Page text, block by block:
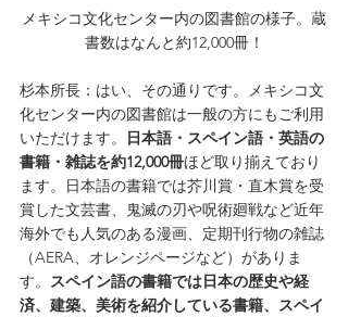
メキシコ文化センター内の図書館の様子。蔵
書数はなんと約12,000冊！
杉本所長：はい、その通りです。メキシコ文
化センター内の図書館は一般の方にもご利用
いただけます。
日本語・スペイン語・英語の
書籍・雑誌を約12,000冊ほど取り揃えており
ます。日本語の書籍では芥川賞・直木賞を受
賞した文芸書、鬼滅の刃や呪術廻戦など近年
海外でも人気のある漫画、定期刊行物の雑誌
（AERA、オレンジページなど）がありま
す。 スペイン語の書籍では日本の歴史や経
済、建築、美術を紹介している書籍、スペイ